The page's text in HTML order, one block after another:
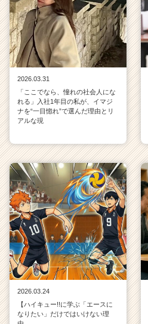
2026.03.31
「ここでなら、憧れの社会人にな
れる」入社1年目の私が、イマジ
ナを“一目惚れ”で選んだ理由とリ
アルな現
2026.03.24
【ハイキュー!!に学ぶ「エースに
なりたい」だけではいけない理